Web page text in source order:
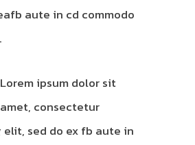
aute in cd commodo
Lorem ipsum dolor sit
amet, consectetur
sed do ex fb aute in